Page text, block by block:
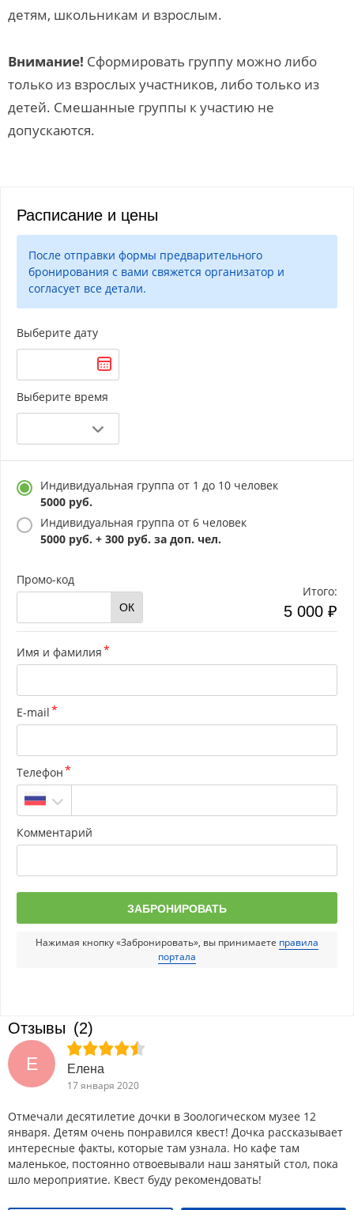
детям, школьникам и взрослым.
Внимание! Сформировать группу можно либо
только из взрослых участников, либо только из
детей. Смешанные группы к участию не
допускаются.
Расписание и цены
После отправки формы предварительного
бронирования с вами свяжется организатор и
согласует все детали.
Выберите дату
Выберите время
Индивидуальная группа от 1 до 10 человек
5000 руб.
Индивидуальная группа от 6 человек
5000 руб. + 300 руб. за доп. чел.
Промо-код
ОК
Итого:
5 000 ₽
Имя и фамилия
E-mail
Телефон
Комментарий
Нажимая кнопку «Забронировать», вы принимаете правила
портала
Отзывы (2)
Е
Елена
17 января 2020
Отмечали десятилетие дочки в Зоологическом музее 12
января. Детям очень понравился квест! Дочка рассказывает
интересные факты, которые там узнала. Но кафе там
маленькое, постоянно отвоевывали наш занятый стол, пока
шло мероприятие. Квест буду рекомендовать!